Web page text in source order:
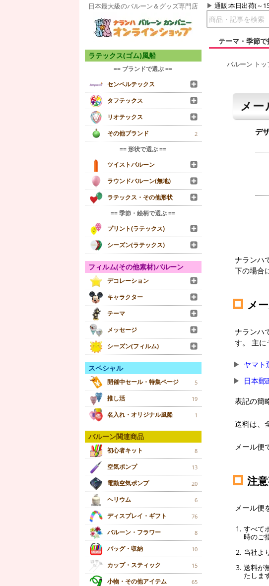
日本最大級のバルーン＆グッズ専門店 通販:本日出荷(～
テーマ・季節で
ラテックス(ゴム)風船
== ブランドで選ぶ ==
センペルテックス
タフテックス
リオテックス
その他ブランド
2
== 形状で選ぶ ==
ツイストバルーン
ラウンドバルーン(無地)
ラテックス・その他形状
== 季節・絵柄で選ぶ ==
プリント(ラテックス)
シーズン(ラテックス)
フィルム(その他素材)バルーン
デコレーション
キャラクター
テーマ
メッセージ
シーズン(フィルム)
スペシャル
開催中セール・特集ページ 5
推し活 19
名入れ・オリジナル風船 1
バルーン関連商品
初心者キット 8
空気ポンプ 13
電動空気ポンプ 20
ヘリウム 6
ディスプレイ・ギフト 76
バルーン・フラワー 8
バッグ・収納 10
カップ・スティック 15
小物・その他アイテム 65
バルーン トッ
メー
デ
ナランハ
下の場合
メ
ナランハ
す。 主に
ヤマト
日本郵
表記の簡
送料は、
メール便
注
メール便
すべて
時のご
当社よ
送料が
たしま